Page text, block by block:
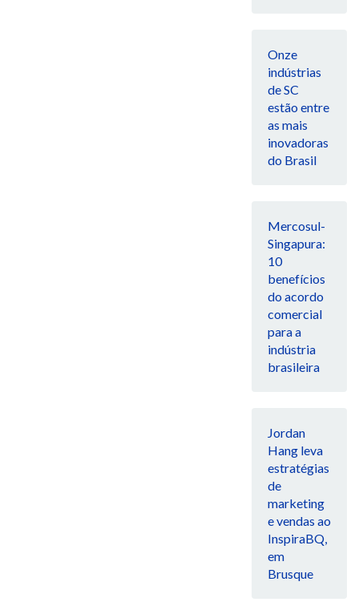
Onze
indústrias
de SC
estão entre
as mais
inovadoras
do Brasil
Mercosul-
Singapura:
10
benefícios
do acordo
comercial
para a
indústria
brasileira
Jordan
Hang leva
estratégias
de
marketing
e vendas ao
InspiraBQ,
em
Brusque